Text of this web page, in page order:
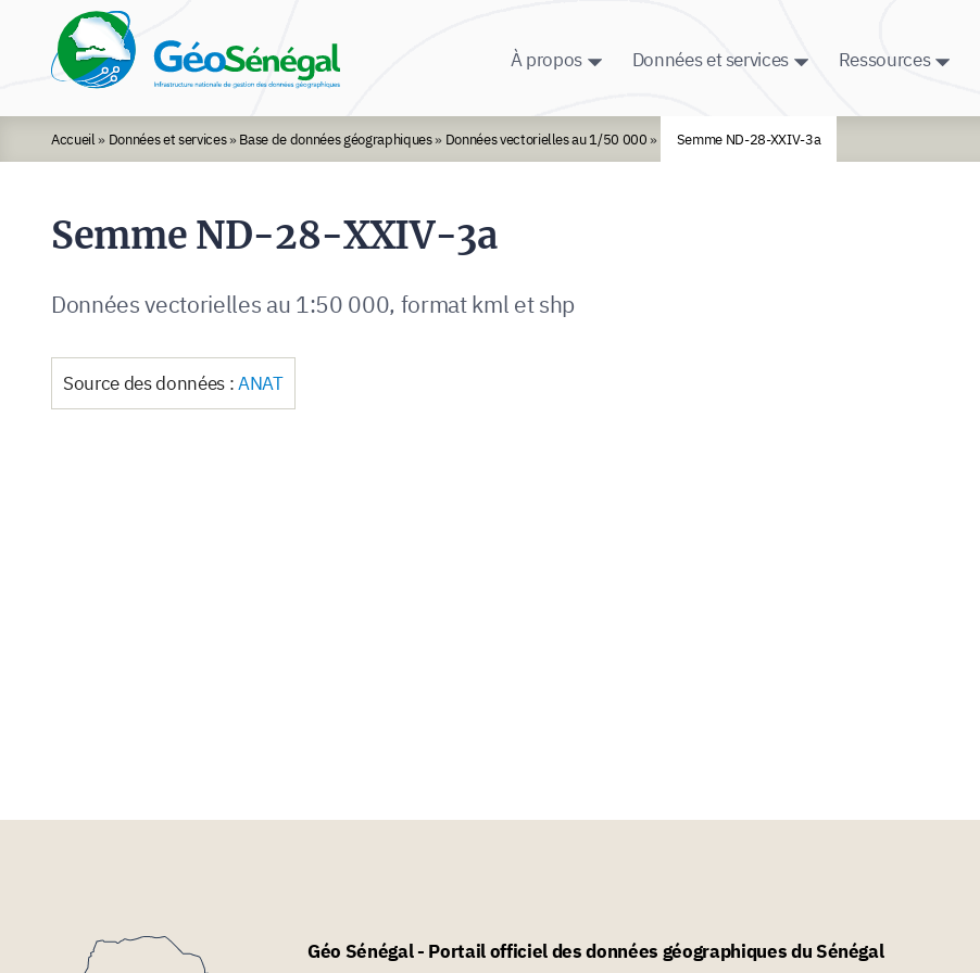
À propos Données et services Ressources
Rechercher :
Accueil» Données et services»Base de données géographiques» Données vectorielles au 1/50 000» Semme ND-28-XXIV-3a
Semme ND-28-XXIV-3a
Données vectorielles au 1:50 000, format kml et shp
Source des données :ANAT
Géo Sénégal - Portail officiel des données géographiques du Sénégal